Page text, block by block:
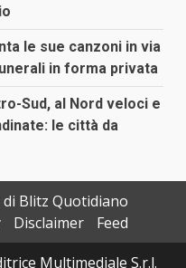
le sue canzoni in via
in forma privata
Sud, al Nord veloci e
le città da
di Blitz Quotidiano
Disclaimer
Feed
Multimediale S.r.l.